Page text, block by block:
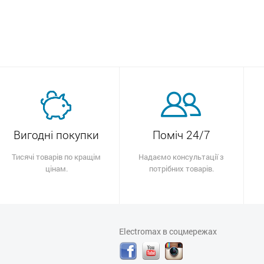
Вигодні покупки
Тисячі товарів по кращім
цінам.
Поміч 24/7
Надаємо консультації з
потрібних товарів.
Electromax в соцмережах